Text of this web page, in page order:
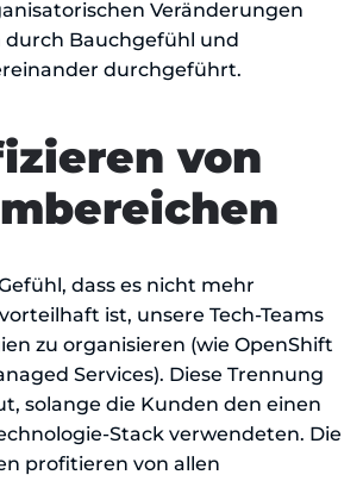
Veränderungen
Bauchgefühl und
durchgeführt.
von
dass es nicht mehr
ist, unsere Tech-Teams
zu organisieren (wie OpenShift
Services). Diese Trennung
solange die Kunden den einen
Stack verwendeten. Die
profitieren von allen